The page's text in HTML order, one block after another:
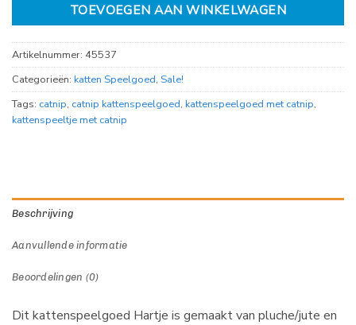
TOEVOEGEN AAN WINKELWAGEN
Artikelnummer: 45537
Categorieën: katten Speelgoed, Sale!
Tags: catnip, catnip kattenspeelgoed, kattenspeelgoed met catnip,
kattenspeeltje met catnip
Beschrijving
Aanvullende informatie
Beoordelingen (0)
Dit kattenspeelgoed Hartje is gemaakt van pluche/jute en